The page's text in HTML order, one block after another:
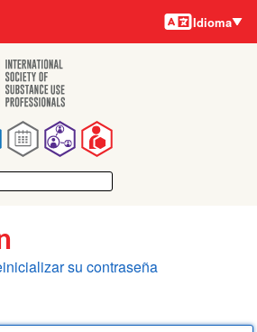
Idiomas
Idioma
su contraseña